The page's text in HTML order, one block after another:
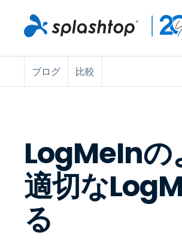
す。
ブログ 比較
LogMeInの
適切な
る